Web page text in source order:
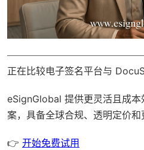
正在比较电子签名平台与
eSignGlobal 提供更灵活且成
案，具备全球合规、透明定价和
👉 开始免费试用